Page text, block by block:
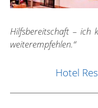
Hilfsbereitschaft – ich
weiterempfehlen.“
Hotel